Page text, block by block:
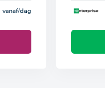
vanaf/dag